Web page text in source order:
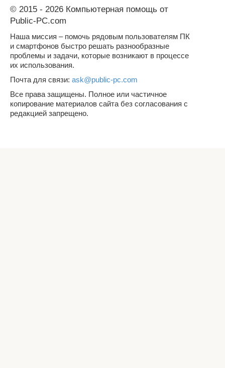
© 2015 - 2026 Компьютерная помощь от
Public-PC.com
Наша миссия – помочь рядовым пользователям ПК
и смартфонов быстро решать разнообразные
проблемы и задачи, которые возникают в процессе
их использования.
Почта для связи: ask@public-pc.com
Все права защищены. Полное или частичное
копирование материалов сайта без согласования с
редакцией запрещено.